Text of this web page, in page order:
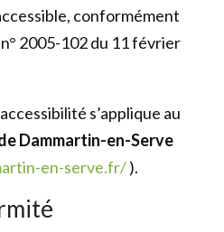
conformément
n° 2005-102 du 11 février
s’applique au
Dammartin-en-Serve
en-serve.fr/).